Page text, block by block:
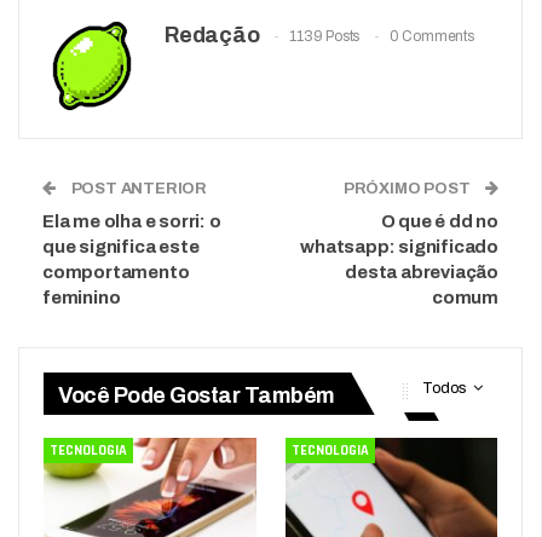
Redação 1139 Posts 0 Comments
POST ANTERIOR
Ela me olha e sorri: o
que significa este
comportamento
feminino
PRÓXIMO POST
O que é dd no
whatsapp: significado
desta abreviação
comum
Todos
Você Pode Gostar Também
TECNOLOGIA TECNOLOGIA